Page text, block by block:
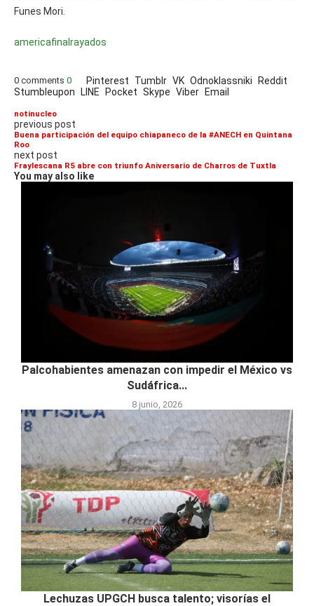
Funes Mori.
americafinalrayados
0 comments 0 Pinterest Tumblr VK Odnoklassniki Reddit
Stumbleupon LINE Pocket Skype Viber Email
notinucleo
previous post
Buena participación del equipo chiapaneco de la #ANECH en Quintana
Roo
next post
Fraylescana R5 abre con triunfo Aniversario de Charros de Tuxtla
You may also like
Palcohabientes amenazan con impedir el México vs
Sudáfrica...
8 junio, 2026
Lechuzas UPGCH busca talento; visorías el